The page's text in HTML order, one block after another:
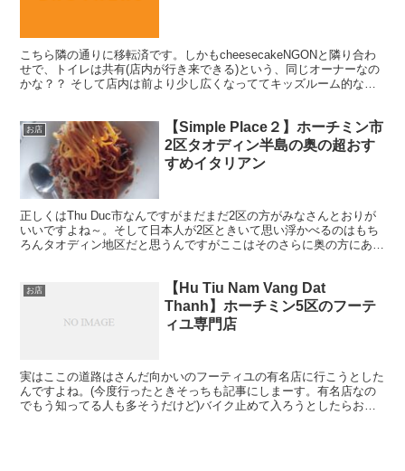
こちら隣の通りに移転済です。しかもcheesecakeNGONと隣り合わ
せで、トイレは共有(店内が行き来できる)という、同じオーナーなの
かな？？ そして店内は前より少し広くなっててキッズルーム的なん
お店
【Simple Place２】ホーチミン市
2区タオディン半島の奥の超おす
すめイタリアン
正しくはThu Duc市なんですがまだまだ2区の方がみなさんとおりが
いいですよね～。そして日本人が2区ときいて思い浮かべるのはもち
ろんタオディン地区だと思うんですがここはそのさらに奥の方にある
お店
【Hu Tiu Nam Vang Dat
Thanh】ホーチミン5区のフーテ
ィユ専門店
実はここの道路はさんだ向かいのフーティユの有名店に行こうとした
んですよね。(今度行ったときそっちも記事にしまーす。有名店なの
でもう知ってる人も多そうだけど)バイク止めて入ろうとしたらおば